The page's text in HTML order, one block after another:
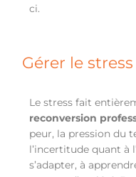
ci.
Gérer le
Le stress fait
reconversion
peur, la pression du
l’incertitude quant à
s’adapter, à